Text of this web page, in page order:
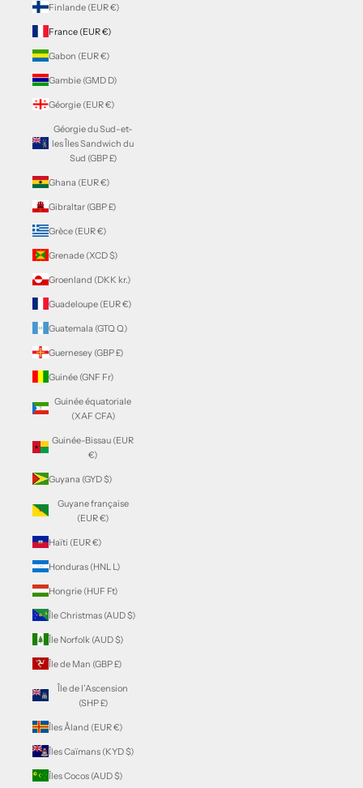
Finlande (EUR €)
France (EUR €)
Gabon (EUR €)
Gambie (GMD D)
Géorgie (EUR €)
Géorgie du Sud-et-
les Îles Sandwich du
Sud (GBP £)
Ghana (EUR €)
Gibraltar (GBP £)
Grèce (EUR €)
Grenade (XCD $)
Groenland (DKK kr.)
Guadeloupe (EUR €)
Guatemala (GTQ Q)
Guernesey (GBP £)
Guinée (GNF Fr)
Guinée équatoriale
(XAF CFA)
Guinée-Bissau (EUR
€)
Guyana (GYD $)
Guyane française
(EUR €)
Haïti (EUR €)
Honduras (HNL L)
Hongrie (HUF Ft)
Île Christmas (AUD $)
Île Norfolk (AUD $)
Île de Man (GBP £)
Île de l’Ascension
(SHP £)
Îles Åland (EUR €)
Îles Caïmans (KYD $)
Îles Cocos (AUD $)